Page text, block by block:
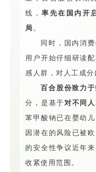
线，率先在国内开
局 。
同时，国内消
用户开始仔细研读
感人群，对人工成分
百合股份致力
分，是基于对不同
苯甲酸钠已在婴幼
因潜在的风险已被
的安全性争议近年
收紧使用范围。